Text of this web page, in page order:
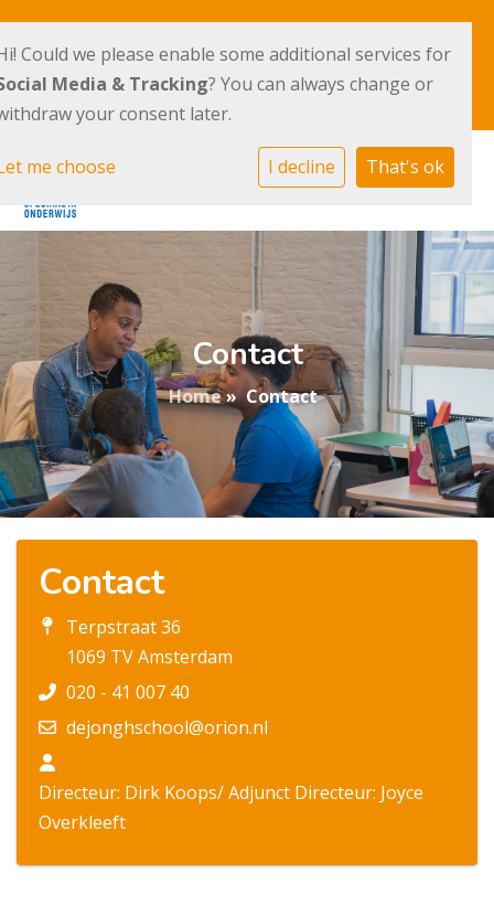
Terpstraat 36
1069 TV Amsterdam
E-mailadres
Contact
Home» Contact
Contact
Terpstraat 36
1069 TV Amsterdam
020 - 41 007 40
dejonghschool@orion.nl
Directeur: Dirk Koops/ Adjunct Directeur: Joyce
Overkleeft
Could we please enable some additional services for
Media & Tracking? You can always change or
your consent later.
me choose I decline That's ok